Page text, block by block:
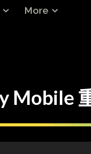
More
Mobile